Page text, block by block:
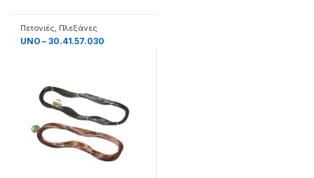
Πετονιές, Πλεξάνες
UNO – 30.41.57.030